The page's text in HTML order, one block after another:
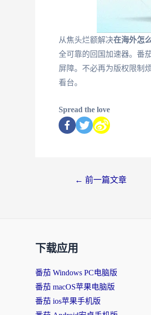
从焦头烂额解决在海外怎
全可靠的回国加速器。番
屏障。不必再为版权限制
看台。
Spread the love
← 前一篇文章
下载应用
番茄 Windows PC电脑版
番茄 macOS苹果电脑版
番茄 ios苹果手机版